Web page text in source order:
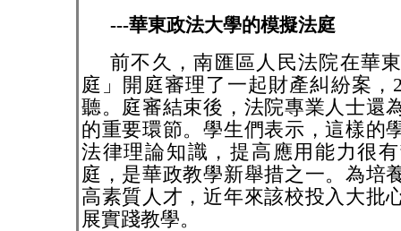
---華東政法大學的模擬法庭
前不久，南匯區人民法院在華
庭」開庭審理了一起財產糾紛案，
聽。庭審結束後，法院專業人士還
的重要環節。學生們表示，這樣的
法律理論知識，提高應用能力很
庭，是華政教學新舉措之一。為培
高素質人才，近年來該校投入大批
展實踐教學。